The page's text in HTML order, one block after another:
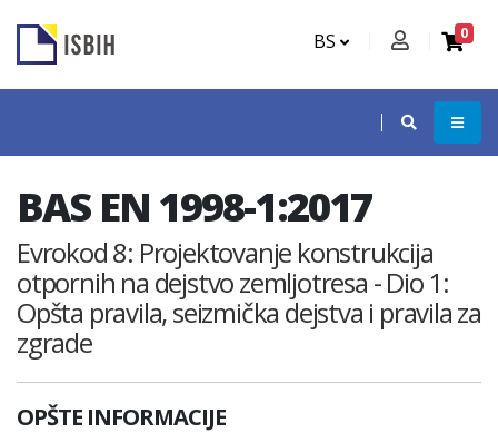
BS 0
BAS EN 1998-1:2017
Evrokod 8: Projektovanje konstrukcija
otpornih na dejstvo zemljotresa - Dio 1:
Opšta pravila, seizmička dejstva i pravila za
zgrade
OPŠTE INFORMACIJE